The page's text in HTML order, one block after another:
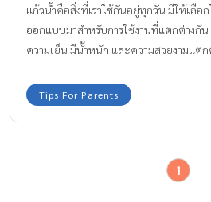
แก้วน้ำคือสิ่งที่เราใช้กันอยู่ทุกวัน มีให้เลือ
ออกแบบมาสำหรับการใช้งานที่แตกต่างกัน
ความเย็น มีน้ำหนัก และความสวยงามแต
มาตรฐาน
Tips For Parents
1